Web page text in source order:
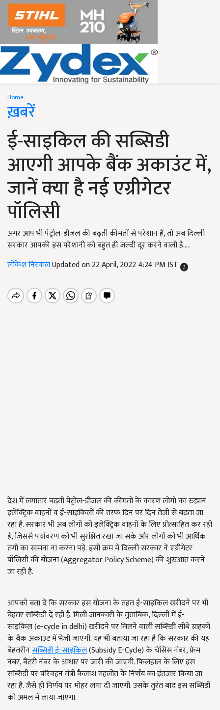
Home
ख़बरें
ई-साइकिल की सब्सिडी
आएगी आपके बैंक अकाउंट में,
जानें क्‍या है नई एग्रीगेटर
पॉलिसी
अगर आप भी पेट्रोल-डीजल की बढ़ती कीमतों से परेशान हैं, तो अब दिल्ली
सरकार आपकी इस परेशानी को बहुत ही जल्दी दूर करने वाली है....
लोकेश निरवालUpdated on 22 April, 2022 4:24 PM IST
देश में लगातार बढ़ती पेट्रोल-डीजल की कीमतों के कारण लोगों का रुझान
इलेक्ट्रिक वाहनों व ई-साइकिलों की तरफ दिन पर दिन तेजी से बढ़ता जा
रहा है. सरकार भी अब लोगों को इलेक्ट्रिक वाहनों के लिए प्रोत्साहित कर रही
है, जिससे पर्यावरण को भी सुरक्षित रखा जा सके और लोगों को भी आर्थिक
तंगी का सामना ना करना पड़े. इसी क्रम में दिल्ली सरकार ने एग्रीगेटर
पॉलिसी की योजना (Aggregator Policy Scheme) की शुरुआत करने
जा रही है.
आपको बता दें कि सरकार इस योजना के तहत ई-साइकिल खरीदने पर भी
बेहतर सब्सिडी दे रही है. मिली जानकारी के मुताबिक, दिल्ली में ई-
साइकिल (e-cycle in delhi) खरीदने पर मिलने वाली सब्सिडी सीधे ग्राहकों
के बैंक अकाउंट में भेजी जाएगी. यह भी बताया जा रहा है कि सरकार की यह
बेहतरीनसब्सिडी ई-साइकिल(Subsidy E-Cycle) के चेसिस नंबर, फ्रेम
नंबर, बैटरी नंबर के आधार पर जारी की जाएगी. फिलहाल के लिए इस
सब्सिडी पर परिवहन मंत्री कैलाश गहलोत के निर्णय का इंतजार किया जा
रहा है. जैसे ही निर्णय पर मोहर लगा दी जाएगी. उसके तुरंत बाद इस सब्सिडी
को अमल में लाया जाएगा.